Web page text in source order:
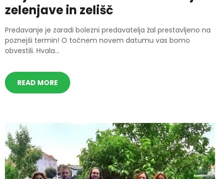
zelenjave in zelišč
Predavanje je zaradi bolezni predavatelja žal prestavljeno na
poznejši termin! O točnem novem datumu vas bomo
obvestili. Hvala...
READ MORE